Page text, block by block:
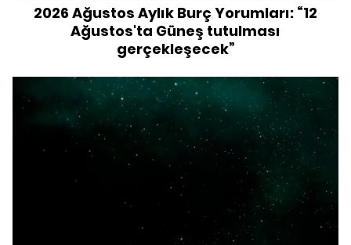
2026 Ağustos Aylık Burç Yorumları: “12
Ağustos'ta Güneş tutulması
gerçekleşecek”